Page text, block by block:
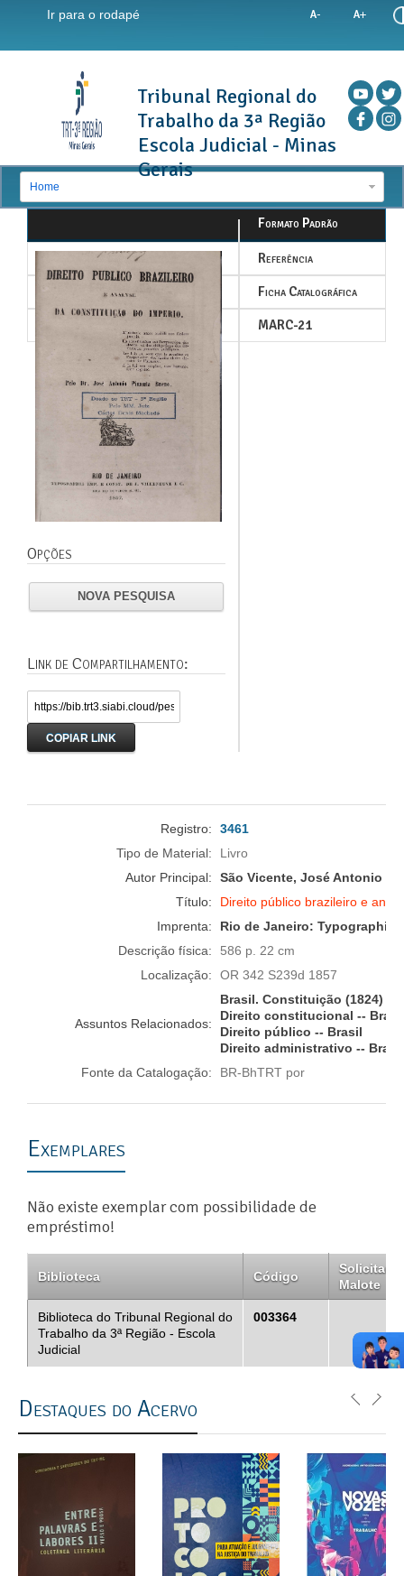
Ir para o rodapé
Tribunal Regional do
Trabalho da 3ª Região
Escola Judicial - Minas
Gerais
Home
Opções
NOVA PESQUISA
Link de Compartilhamento:
COPIAR LINK
Formato Padrão
Referência
Ficha Catalográfica
MARC-21
Registro:
3461
Tipo de Material:
Livro
Autor Principal:
São Vicente, José Antonio
Título:
Direito público brazileiro e
Imprenta:
Rio de Janeiro: Typographia
Descrição física:
586 p. 22 cm
Localização:
OR 342 S239d 1857
Assuntos Relacionados:
Brasil. Constituição (1824)
Direito constitucional -- Brasil
Direito público -- Brasil
Direito administrativo -- Brasil
Fonte da Catalogação:
BR-BhTRT por
Exemplares
Não existe exemplar com possibilidade de
empréstimo!
Biblioteca Código
Solicitar
Malote
Biblioteca do Tribunal Regional do
Trabalho da 3ª Região - Escola
Judicial
003364
Destaques do Acervo